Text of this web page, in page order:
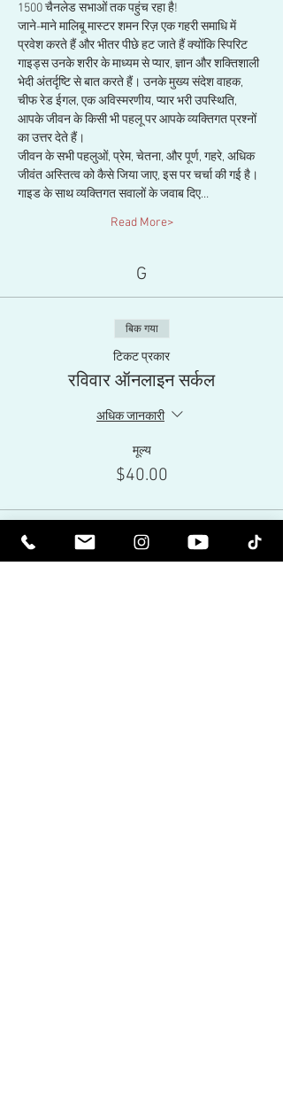
1500 चैनलेड सभाओं तक पहुंच रहा है!
जाने-माने मालिबू मास्टर शमन रिज़ एक गहरी समाधि में
प्रवेश करते हैं और भीतर पीछे हट जाते हैं क्योंकि स्पिरिट
गाइड्स उनके शरीर के माध्यम से प्यार, ज्ञान और शक्तिशाली
भेदी अंतर्दृष्टि से बात करते हैं। उनके मुख्य संदेश वाहक,
चीफ रेड ईगल, एक अविस्मरणीय, प्यार भरी उपस्थिति,
आपके जीवन के किसी भी पहलू पर आपके व्यक्तिगत प्रश्नों
का उत्तर देते हैं।
जीवन के सभी पहलुओं, प्रेम, चेतना, और पूर्ण, गहरे, अधिक
जीवंत अस्तित्व को कैसे जिया जाए, इस पर चर्चा की गई है।
गाइड के साथ व्यक्तिगत सवालों के जवाब दिए…
Read More>
G
बिक गया
टिकट प्रकार
रविवार ऑनलाइन सर्कल
अधिक जानकारी
मूल्य
$40.00
यह इवेंट बिक चुकी है